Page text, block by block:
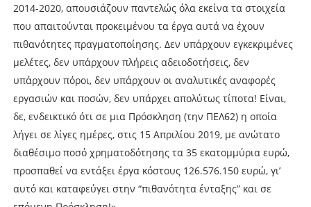
2014-2020, απουσιάζουν παντελώς όλα εκείνα τα στοιχεία
που απαιτούνται προκειμένου τα έργα αυτά να έχουν
πιθανότητες πραγματοποίησης. Δεν υπάρχουν εγκεκριμένες
μελέτες, δεν υπάρχουν πλήρεις αδειοδοτήσεις, δεν
υπάρχουν πόροι, δεν υπάρχουν οι αναλυτικές αναφορές
εργασιών και ποσών, δεν υπάρχει απολύτως τίποτα! Είναι,
δε, ενδεικτικό ότι σε μια Πρόσκληση (την ΠΕΛ62) η οποία
λήγει σε λίγες ημέρες, στις 15 Απριλίου 2019, με ανώτατο
διαθέσιμο ποσό χρηματοδότησης τα 35 εκατομμύρια ευρώ,
προσπαθεί να εντάξει έργα κόστους 126.576.150 ευρώ, γι’
αυτό και καταφεύγει στην “πιθανότητα ένταξης” και σε